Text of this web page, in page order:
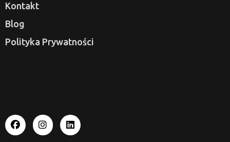
Kontakt
Blog
Polityka Prywatności